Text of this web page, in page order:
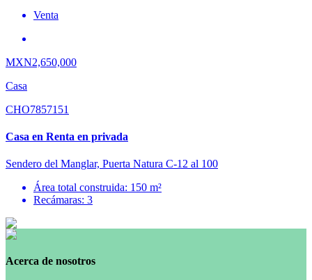
Venta
MXN2,650,000
Casa
CHO7857151
Casa en Renta en privada
Sendero del Manglar, Puerta Natura C-12 al 100
Área total construida: 150 m²
Recámaras: 3
Acerca de nosotros